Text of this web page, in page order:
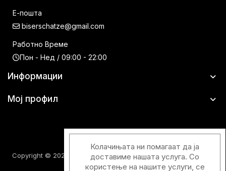
Е-пошта
biserschatze@gmail.com
Работно Време
Пон - Нед / 09:00 - 22:00
Информации
Мој профил
Copyright © 2026 Шатци Парфимерии. Сите права задржани.
Колачињата ни помагаат да ја
доставиме нашата услуга. Со
користење на нашите услуги, се